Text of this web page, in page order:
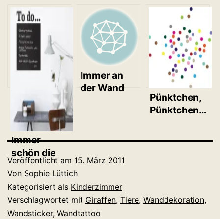
Immer
schön die
Übersicht
behalten
Immer an
der Wand
Pünktchen,
Pünktchen…
Veröffentlicht am 15. März 2011
Von Sophie Lüttich
Kategorisiert als Kinderzimmer
Verschlagwortet mit Giraffen, Tiere, Wanddekoration,
Wandsticker, Wandtattoo